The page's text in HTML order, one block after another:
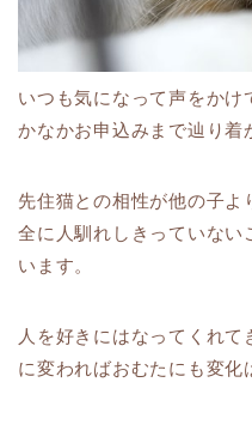
いつも気になって声をか
かなかお申込みまで辿り着
先住猫との相性が他の子
全に人馴れしきっていない
います。
人を好きにはなってくれ
に変わればおむたにも変化